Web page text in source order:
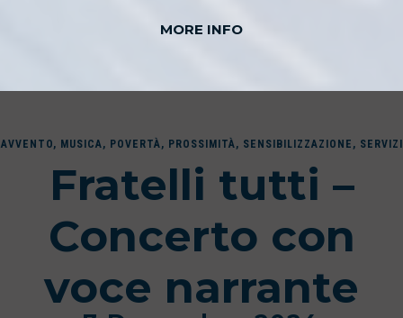
MORE INFO
AVVENTO, MUSICA, POVERTÀ, PROSSIMITÀ, SENSIBILIZZAZIONE , SERVIZI
Fratelli tutti –
Concerto con
voce narrante